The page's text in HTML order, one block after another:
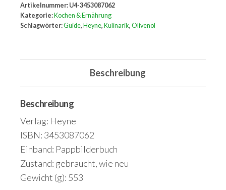
für
Feinschmecker
Artikelnummer: U4-3453087062
Kategorie: Kochen & Ernährung
Schlagwörter:Guide, Heyne, Kulinarik, Olivenöl
Beschreibung
Beschreibung
Verlag: Heyne
ISBN: 3453087062
Einband: Pappbilderbuch
Zustand: gebraucht, wie neu
Gewicht (g): 553